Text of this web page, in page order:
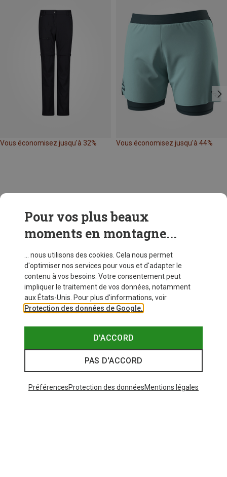
Vous économisez jusqu'à 32% Vous économisez jusqu'à 44%
Pour vos plus beaux
moments en montagne...
... nous utilisons des cookies. Cela nous permet
d'optimiser nos services pour vous et d'adapter le
contenu à vos besoins. Votre consentement peut
impliquer le traitement de vos données, notamment
aux États-Unis. Pour plus d'informations, voir
Protection des données de Google.
D'ACCORD
PAS D'ACCORD
PréférencesProtection des donnéesMentions légales